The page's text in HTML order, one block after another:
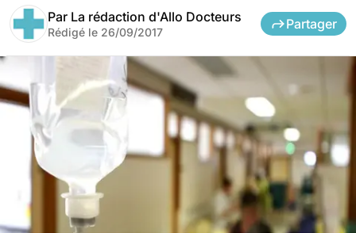
Par La rédaction d'Allo Docteurs
Rédigé le 26/09/2017
Partager